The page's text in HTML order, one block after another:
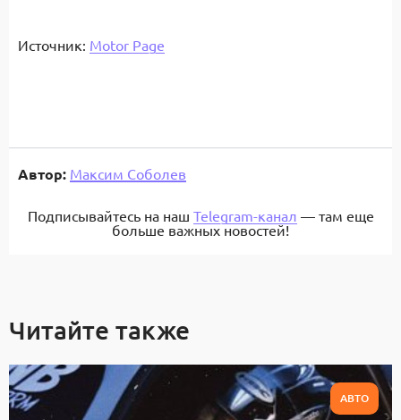
Источник: Motor Page
Автор: Максим Соболев
Подписывайтесь на наш Telegram-канал — там еще
больше важных новостей!
Читайте также
АВТО